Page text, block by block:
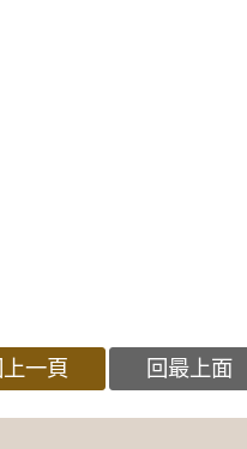
上一頁 回最上面